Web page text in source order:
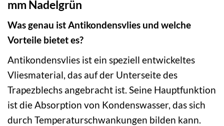
mm Nadelgrün
Was genau ist Antikondensvlies und welche
Vorteile bietet es?
Antikondensvlies ist ein speziell entwickeltes
Vliesmaterial, das auf der Unterseite des
Trapezblechs angebracht ist. Seine Hauptfunktion
ist die Absorption von Kondenswasser, das sich
durch Temperaturschwankungen bilden kann.